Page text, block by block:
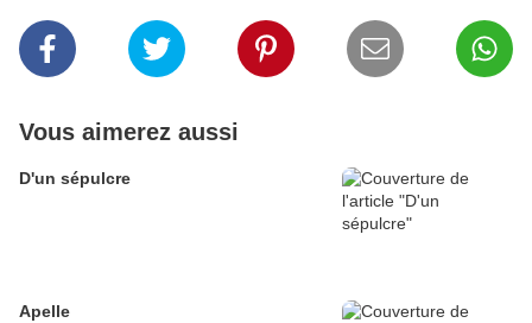
Vous aimerez aussi
D'un sépulcre
Apelle